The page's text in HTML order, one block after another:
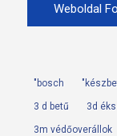
Weboldal
"bosch
3 d betű 3d
3m védőoverállok